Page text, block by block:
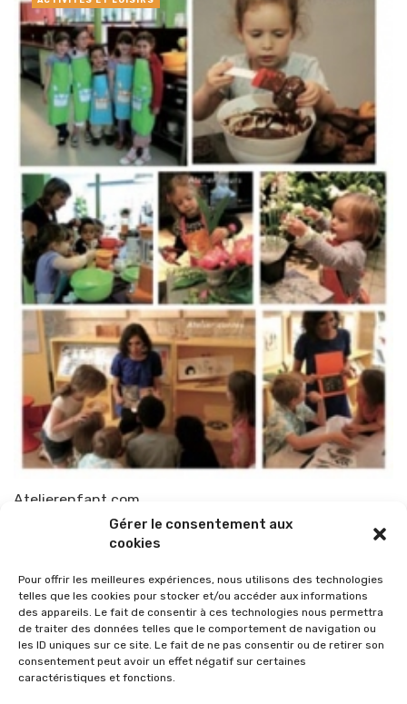
Gérer le consentement aux
cookies
Pour offrir les meilleures expériences, nous utilisons des technologies
telles que les cookies pour stocker et/ou accéder aux informations
des appareils. Le fait de consentir à ces technologies nous permettra
de traiter des données telles que le comportement de navigation ou
les ID uniques sur ce site. Le fait de ne pas consentir ou de retirer son
consentement peut avoir un effet négatif sur certaines
caractéristiques et fonctions.
Atelierenfant.com
TOP-PARENTS 21 janvier 2011